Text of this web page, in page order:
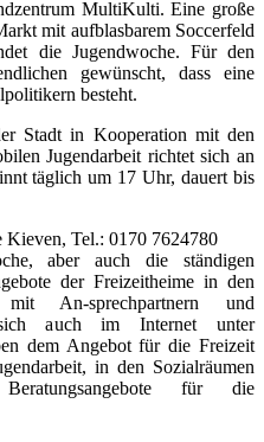
MultiKulti. Eine große
mit aufblasbarem Soccerfeld
die Jugendwoche. Für den
gewünscht, dass eine
besteht.
Stadt in Kooperation mit den
Jugendarbeit richtet sich an
täglich um 17 Uhr, dauert bis
Kieven, Tel.: 0170 7624780
aber auch die ständigen
der Freizeitheime in den
mit An-sprechpartnern und
sich auch im Internet unter
dem Angebot für die Freizeit
in den Sozialräumen
für die